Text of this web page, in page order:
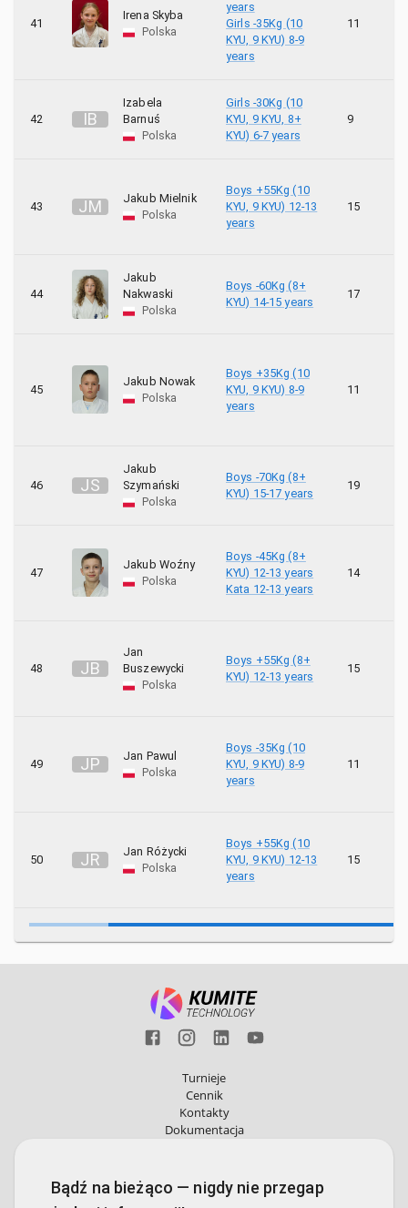
41
Irena Skyba
Polska
years
Girls -35Kg (10
KYU, 9 KYU) 8-9
years
11
42 IB
Izabela
Barnuś
Polska
Girls -30Kg (10
KYU, 9 KYU, 8+
KYU) 6-7 years
9
43 JM
Jakub Mielnik
Polska
Boys +55Kg (10
KYU, 9 KYU) 12-13
years
15
44
Jakub
Nakwaski
Polska
Boys -60Kg (8+
KYU) 14-15 years
17
45
Jakub Nowak
Polska
Boys +35Kg (10
KYU, 9 KYU) 8-9
years
11
46 JS
Jakub
Szymański
Polska
Boys -70Kg (8+
KYU) 15-17 years
19
47
Jakub Woźny
Polska
Boys -45Kg (8+
KYU) 12-13 years
Kata 12-13 years
14
48 JB
Jan
Buszewycki
Polska
Boys +55Kg (8+
KYU) 12-13 years
15
49 JP
Jan Pawul
Polska
Boys -35Kg (10
KYU, 9 KYU) 8-9
years
11
50 JR
Jan Różycki
Polska
Boys +55Kg (10
KYU, 9 KYU) 12-13
years
15
Turnieje
Cennik
Kontakty
Dokumentacja
Bądź na bieżąco — nigdy nie przegap